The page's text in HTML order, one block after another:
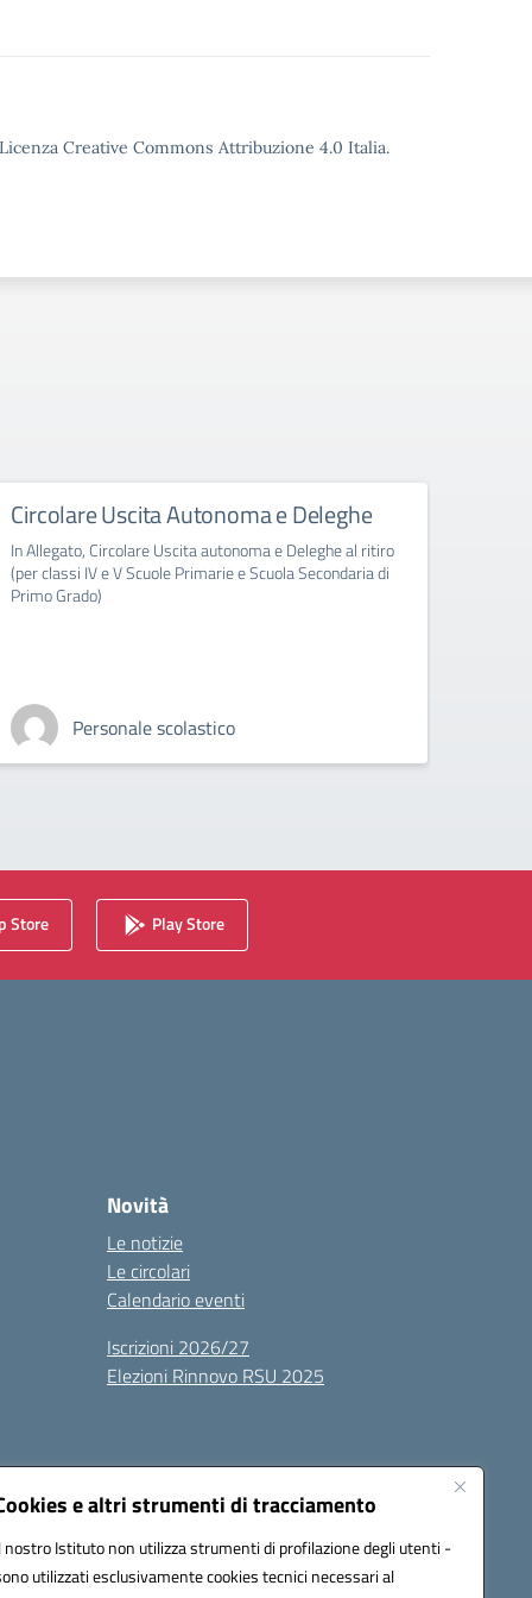
e altri strumenti di tracciamento
nostro Istituto non utilizza strumenti di profilazione degli utenti -
utilizzati esclusivamente cookies tecnici necessari al
Creative Commons Attribuzione 4.0 Italia.
Circolare Uscita Autonoma e Deleghe
In Allegato, Circolare Uscita autonoma e Deleghe al ritiro
(per classi IV e V Scuole Primarie e Scuola Secondaria di
Primo Grado)
Personale scolastico
Store Play Store
Novità
Le notizie
Le circolari
Calendario eventi
Iscrizioni 2026/27
Elezioni Rinnovo RSU 2025